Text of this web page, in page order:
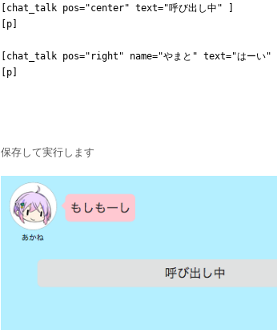
[chat_talk pos="center" text="呼び出し中" ]
[p]
[chat_talk pos="right" name="やまと" text="はーい"
[p]
保存して実行します